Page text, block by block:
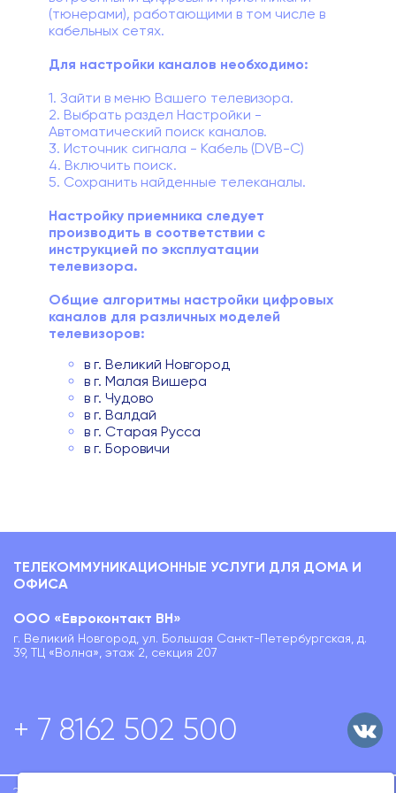
Подключиться
Акции
Личный кабинет
(тюнерами), работающими в том числе в
кабельных сетях.
Для настройки каналов необходимо:
1. Зайти в меню Вашего телевизора.
2. Выбрать раздел Настройки -
Автоматический поиск каналов.
3. Источник сигнала - Кабель (DVB-C)
4. Включить поиск.
5. Сохранить найденные телеканалы.
Настройку приемника следует
производить в соответствии с
инструкцией по эксплуатации
телевизора.
Общие алгоритмы настройки цифровых
каналов для различных моделей
телевизоров:
в г. Великий Новгород
в г. Малая Вишера
в г. Чудово
в г. Валдай
в г. Старая Русса
в г. Боровичи
ТЕЛЕКОММУНИКАЦИОННЫЕ УСЛУГИ ДЛЯ ДОМА И
ОФИСА
ООО «Евроконтакт ВН»
г. Великий Новгород, ул. Большая Санкт-Петербургская, д.
39, ТЦ «Волна», этаж 2, секция 207
+ 7 8162 502 500